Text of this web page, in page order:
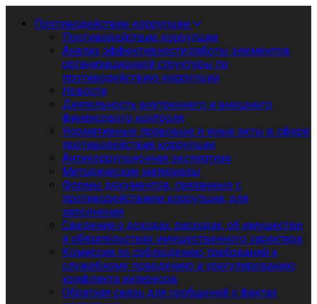
Противодействие коррупции
Противодействие коррупции
Анализ эффективности работы элементов
организационной структуры по
противодействию коррупции
Новости
Деятельность внутреннего и внешнего
финансового контроля
Нормативные правовые и иные акты в сфере
противодействия коррупции
Антикоррупционная экспертиза
Методические материалы
Формы документов, связанные с
противодействием коррупции, для
заполнения
Сведения о доходах, расходах, об имуществе
и обязательствах имущественного характера
Комиссия по соблюдению требований к
служебному поведению и урегулированию
конфликта интересов
Обратная связь для сообщений о фактах